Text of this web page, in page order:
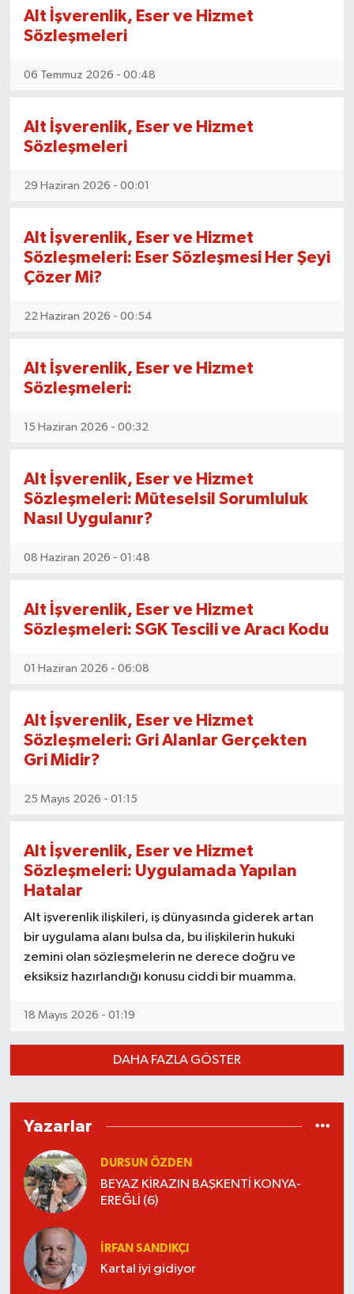
Alt İşverenlik, Eser ve Hizmet
Sözleşmeleri
06 Temmuz 2026 - 00:48
Alt İşverenlik, Eser ve Hizmet
Sözleşmeleri
29 Haziran 2026 - 00:01
Alt İşverenlik, Eser ve Hizmet
Sözleşmeleri: Eser Sözleşmesi Her Şeyi
Çözer Mi?
22 Haziran 2026 - 00:54
Alt İşverenlik, Eser ve Hizmet
Sözleşmeleri:
15 Haziran 2026 - 00:32
Alt İşverenlik, Eser ve Hizmet
Sözleşmeleri: Müteselsil Sorumluluk
Nasıl Uygulanır?
08 Haziran 2026 - 01:48
Alt İşverenlik, Eser ve Hizmet
Sözleşmeleri: SGK Tescili ve Aracı Kodu
01 Haziran 2026 - 06:08
Alt İşverenlik, Eser ve Hizmet
Sözleşmeleri: Gri Alanlar Gerçekten
Gri Midir?
25 Mayıs 2026 - 01:15
Alt İşverenlik, Eser ve Hizmet
Sözleşmeleri: Uygulamada Yapılan
Hatalar
Alt işverenlik ilişkileri, iş dünyasında giderek artan
bir uygulama alanı bulsa da, bu ilişkilerin hukuki
zemini olan sözleşmelerin ne derece doğru ve
eksiksiz hazırlandığı konusu ciddi bir muamma.
18 Mayıs 2026 - 01:19
DAHA FAZLA GÖSTER
Yazarlar
DURSUN ÖZDEN
BEYAZ KİRAZIN BAŞKENTİ KONYA-
EREĞLİ (6)
İRFAN SANDIKÇI
Kartal iyi gidiyor